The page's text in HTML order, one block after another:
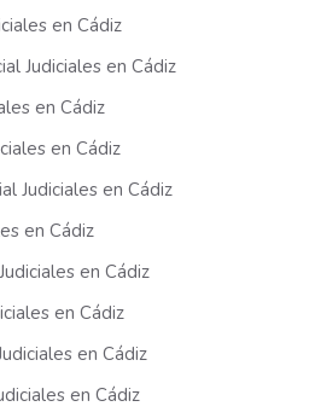
en Cádiz
Judiciales en Cádiz
en Cádiz
en Cádiz
Judiciales en Cádiz
en Cádiz
en Cádiz
en Cádiz
en Cádiz
en Cádiz